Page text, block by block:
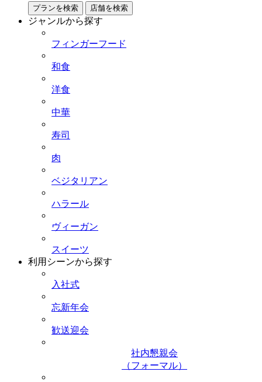
プランを検索 店舗を検索
ジャンルから探す
フィンガーフード
和食
洋食
中華
寿司
肉
ベジタリアン
ハラール
ヴィーガン
スイーツ
利用シーンから探す
入社式
忘新年会
歓送迎会
社内懇親会
（フォーマル）